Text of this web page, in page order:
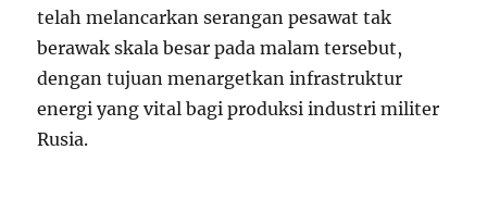
telah melancarkan serangan pesawat tak
berawak skala besar pada malam tersebut,
dengan tujuan menargetkan infrastruktur
energi yang vital bagi produksi industri militer
Rusia.